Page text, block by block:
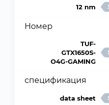
12 nm
Номер
TUF-
GTX1650S-
O4G-GAMING
спецификация
data sheet